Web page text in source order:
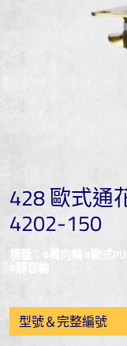
428 歐式通
4202-150
標籤：#萬向輪 #歐式
#靜音輪